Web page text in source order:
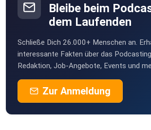
Bleibe beim
dem Laufenden
Schließe Dich 26.000+ Menschen an.
interessante Fakten über das
Redaktion, Job-Angebote, Events und
Zur Anmeldung